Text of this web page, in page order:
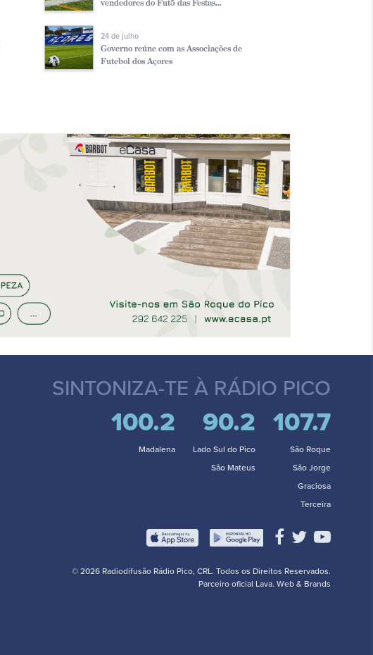
vendedores do Fut5 das Festas...
24 de julho
Governo reúne com as Associações de
Futebol dos Açores
SINTONIZA-TE À RÁDIO PICO
100.2
Madalena
90.2
Lado Sul do Pico
São Mateus
107.7
São Roque
São Jorge
Graciosa
Terceira
© 2026 Radiodifusão Rádio Pico, CRL. Todos os Direitos Reservados.
Parceiro oficial Lava. Web & Brands